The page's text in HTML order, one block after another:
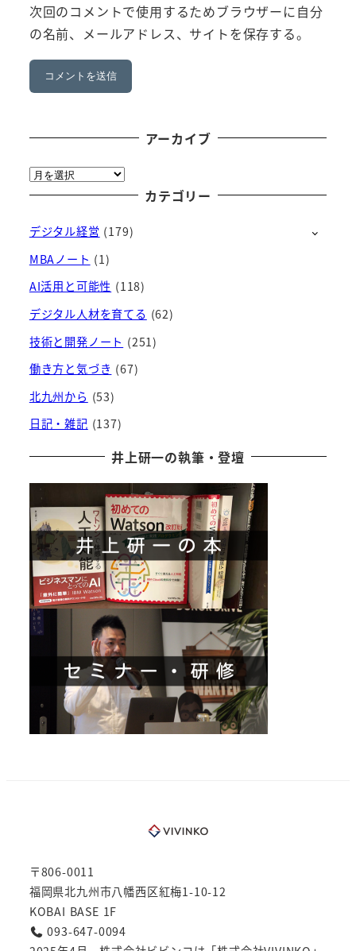
次回のコメントで使用するためブラウザーに自分
の名前、メールアドレス、サイトを保存する。
アーカイブ
ア
ー
イ
ブ
カテゴリー
デジタル経営 (179)
MBAノート (1)
AI活用と可能性 (118)
デジタル人材を育てる (62)
技術と開発ノート (251)
働き方と気づき (67)
北九州から (53)
日記・雑記 (137)
井上研一の執筆・登壇
〒806-0011
福岡県北九州市八幡西区紅梅1-10-12
KOBAI BASE 1F
093-647-0094